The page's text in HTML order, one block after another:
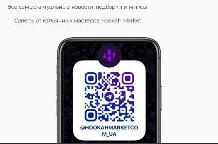
Все самые актуальные новости, подборки и миксы
Советы от кальянных мастеров Hookah Market